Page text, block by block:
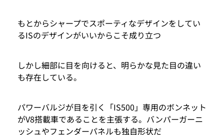
もとからシャープでスポーティなデザインをしてい
るISのデザインがいいからこそ成り立つ
しかし細部に目を向けると、明らかな見た目の違い
も存在している。
パワーバルジが目を引く「IS500」専用のボンネット
がV8搭載車であることを主張する。バンパーガーニ
ッシュやフェンダーパネルも独自形状だ